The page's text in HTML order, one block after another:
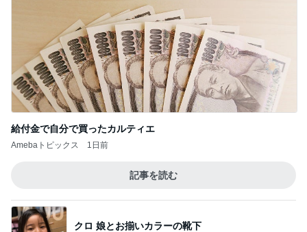
給付金で自分で買ったカルティエ
Amebaトピックス 1日前
記事を読む
クロ 娘とお揃いカラーの靴下